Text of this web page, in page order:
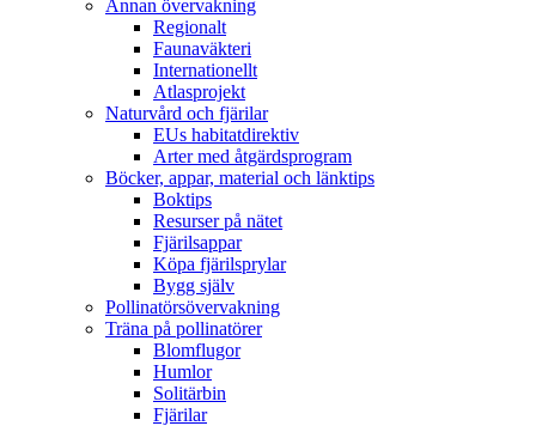
Annan övervakning
Regionalt
Faunaväkteri
Internationellt
Atlasprojekt
Naturvård och fjärilar
EUs habitatdirektiv
Arter med åtgärdsprogram
Böcker, appar, material och länktips
Boktips
Resurser på nätet
Fjärilsappar
Köpa fjärilsprylar
Bygg själv
Pollinatörsövervakning
Träna på pollinatörer
Blomflugor
Humlor
Solitärbin
Fjärilar